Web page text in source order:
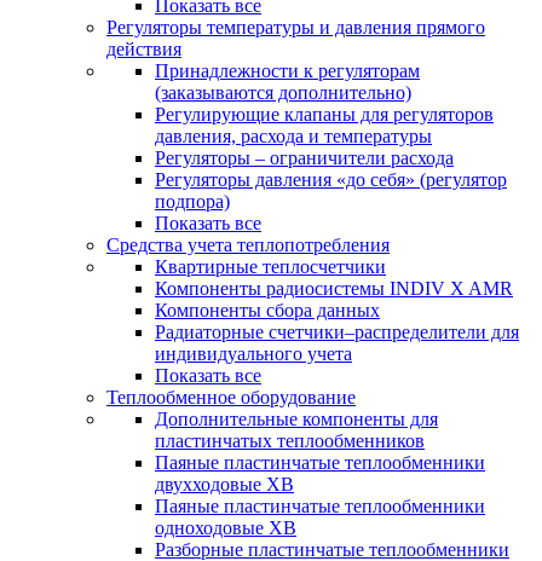
Показать все
Регуляторы температуры и давления прямого
действия
Принадлежности к регуляторам
(заказываются дополнительно)
Регулирующие клапаны для регуляторов
давления, расхода и температуры
Регуляторы – ограничители расхода
Регуляторы давления «до себя» (регулятор
подпора)
Показать все
Средства учета теплопотребления
Квартирные теплосчетчики
Компоненты радиосистемы INDIV X AMR
Компоненты сбора данных
Радиаторные счетчики–распределители для
индивидуального учета
Показать все
Теплообменное оборудование
Дополнительные компоненты для
пластинчатых теплообменников
Паяные пластинчатые теплообменники
двухходовые XB
Паяные пластинчатые теплообменники
одноходовые ХВ
Разборные пластинчатые теплообменники